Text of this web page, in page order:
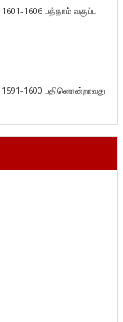
1606 பத்தாம் வகுப்பு
1600 பதினொன்றாவது